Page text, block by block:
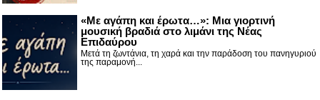
«Με αγάπη και έρωτα…»: Μια γιορτινή
μουσική βραδιά στο λιμάνι της Νέας
Επιδαύρου
Μετά τη ζωντάνια, τη χαρά και την παράδοση του πανηγυριού
της παραμονή...